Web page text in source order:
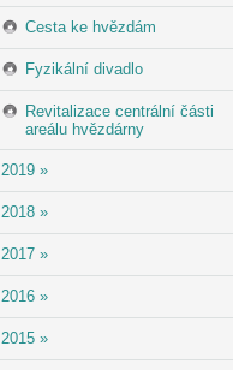
Cesta ke hvězdám
Fyzikální divadlo
Revitalizace centrální části
areálu hvězdárny
2019 »
2018 »
2017 »
2016 »
2015 »